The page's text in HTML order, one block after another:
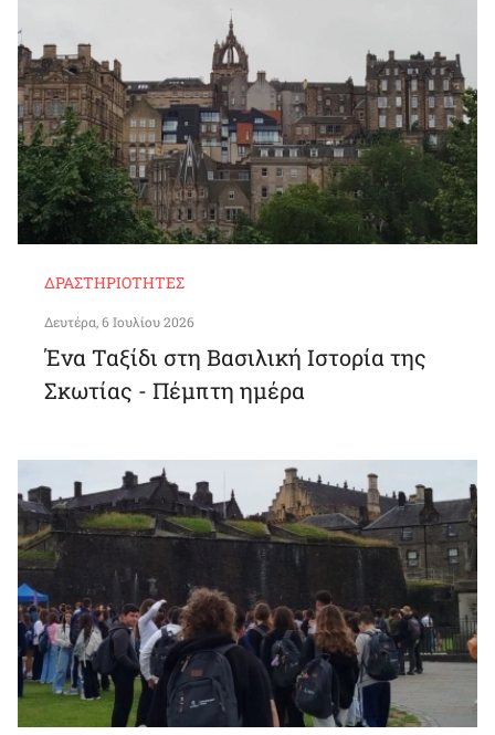
ΔΡΑΣΤΗΡΙΌΤΗΤΕΣ
Δευτέρα, 6 Ιουλίου 2026
Ένα Ταξίδι στη Βασιλική Ιστορία της
Σκωτίας - Πέμπτη ημέρα